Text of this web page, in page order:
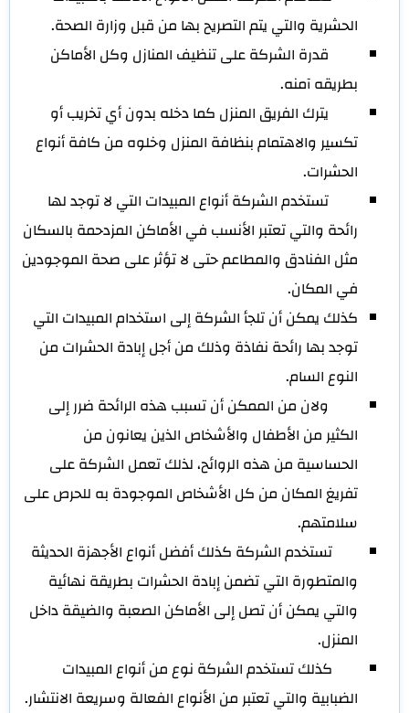
الحشرية والتي يتم التصريح بها من قبل وزارة الصحة.
قدرة الشركة على تنظيف المنازل وكل الأماكن
بطريقه آمنه.
يترك الفريق المنزل كما دخله بدون أي تخريب أو
تكسير والاهتمام بنظافة المنزل وخلوه من كافة أنواع
الحشرات.
تستخدم الشركة أنواع المبيدات التي لا توجد لها
رائحة والتي تعتبر الأنسب في الأماكن المزدحمة بالسكان
مثل الفنادق والمطاعم حتى لا تؤثر على صحة الموجودين
في المكان.
كذلك يمكن أن تلجأ الشركة إلى استخدام المبيدات التي
توجد بها رائحة نفاذة وذلك من أجل إبادة الحشرات من
النوع السام.
ولان من الممكن أن تسبب هذه الرائحة ضرر إلى
الكثير من الأطفال والأشخاص الذين يعانون من
الحساسية من هذه الروائح، لذلك تعمل الشركة على
تفريغ المكان من كل الأشخاص الموجودة به للحرص على
سلامتهم.
تستخدم الشركة كذلك أفضل أنواع الأجهزة الحديثة
والمتطورة التي تضمن إبادة الحشرات بطريقة نهائية
والتي يمكن أن تصل إلى الأماكن الصعبة والضيقة داخل
المنزل.
كذلك تستخدم الشركة نوع من أنواع المبيدات
الضبابية والتي تعتبر من الأنواع الفعالة وسريعة الانتشار.